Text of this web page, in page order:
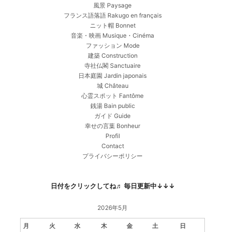
風景 Paysage
フランス語落語 Rakugo en français
ニット帽 Bonnet
音楽・映画 Musique・Cinéma
ファッション Mode
建築 Construction
寺社仏閣 Sanctuaire
日本庭園 Jardin japonais
城 Château
心霊スポット Fantôme
銭湯 Bain public
ガイド Guide
幸せの言葉 Bonheur
Profil
Contact
プライバシーポリシー
日付をクリックしてね♬ 毎日更新中↓↓↓
2026年5月
月 火 水 木 金 土 日